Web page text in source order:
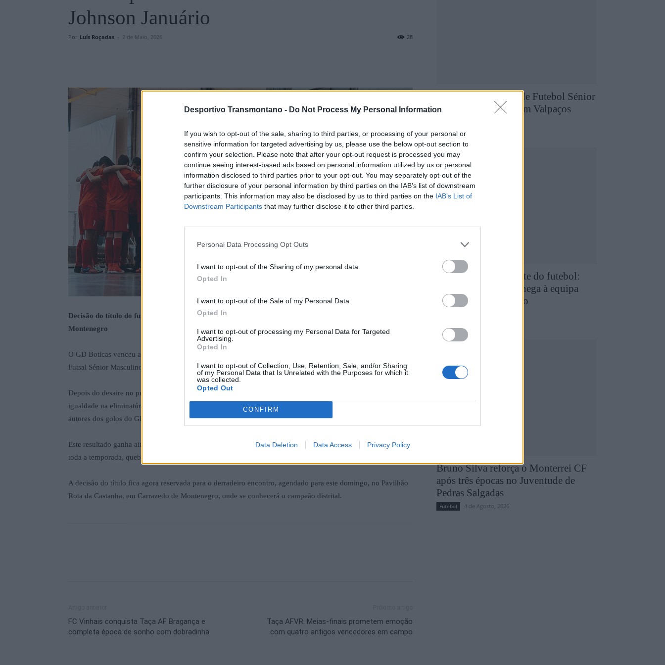
Desportivo Transmontano - Do Not Process My Personal Information
If you wish to opt-out of the sale, sharing to third parties, or processing of your personal or
sensitive information for targeted advertising by us, please use the below opt-out section to
confirm your selection. Please note that after your opt-out request is processed you may
continue seeing interest-based ads based on personal information utilized by us or personal
information disclosed to third parties prior to your opt-out. You may separately opt-out of the
further disclosure of your personal information by third parties on the IAB’s list of downstream
participants. This information may also be disclosed by us to third parties on the IAB’s List of
Downstream Participants that may further disclose it to other third parties.
Personal Data Processing Opt Outs
I want to opt-out of the Sharing of my personal data.
Opted In
I want to opt-out of the Sale of my Personal Data.
Opted In
I want to opt-out of processing my Personal Data for Targeted
Advertising.
Opted In
I want to opt-out of Collection, Use, Retention, Sale, and/or Sharing
of my Personal Data that Is Unrelated with the Purposes for which it
was collected.
Opted Out
CONFIRM
Data Deletion Data Access Privacy Policy
Johnson Januário
Por Luís Roçadas - 2 de Maio, 2026 28
Decisão do título do futsal sénior da AFVR adiada para o terceiro jogo, este domingo, em Carrazedo de
Montenegro
O GD Boticas venceu a Academia Johnson Januário por 2-1, igualando a final do playoff do Campeonato de
Futsal Sénior Masculino da AFVR, com uma vitória para cada lado — ambas pelo mesmo resultado.
Depois do desaire no primeiro encontro, a formação de Boticas respondeu da melhor forma e restabeleceu a
igualdade na eliminatória, deixando tudo em aberto para o decisivo terceiro jogo. Rua e Marco foram os
autores dos golos do GD Boticas, enquanto Alex marcou o único tento da Academia Johnson Januário.
Este resultado ganha ainda maior destaque por marcar a primeira derrota da Academia Johnson Januário em
toda a temporada, quebrando uma série até então imaculada.
A decisão do título fica agora reservada para o derradeiro encontro, agendado para este domingo, no Pavilhão
Rota da Castanha, em Carrazedo de Montenegro, onde se conhecerá o campeão distrital.
FC Vinhais conquista Taça AF Bragança e
completa época de sonho com dobradinha
Taça AFVR: Meias-finais prometem emoção
com quatro antigos vencedores em campo
Taça Transmontana de Futebol Sénior
com cariz solidário em Valpaços
De Favaios para a elite do futebol:
Guilherme Chaves chega à equipa
principal do FC Porto
Bruno Silva reforça o Monterrei CF
após três épocas no Juventude de
Pedras Salgadas
Futebol 4 de Agosto, 2026